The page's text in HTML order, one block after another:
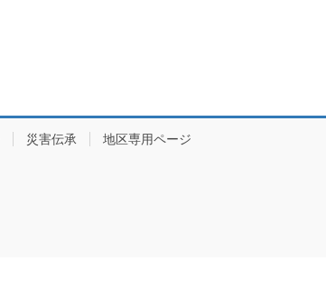
災害伝承 地区専用ページ